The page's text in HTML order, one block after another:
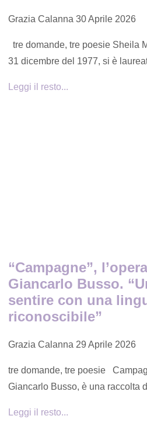
Grazia Calanna30 Aprile 2026
tre domande, tre poesie Sheila
31 dicembre del 1977, si è
Leggi il resto...
“Campagne”,
Giancarlo Busso.
sentire con una
riconoscibile”
Grazia Calanna 29 Aprile 2026
tre domande, tre poesie
Giancarlo Busso, è una raccolta
Leggi il resto...